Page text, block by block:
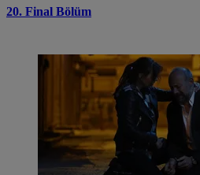
20. Final Bölüm